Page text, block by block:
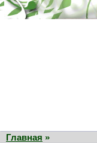
Главная »